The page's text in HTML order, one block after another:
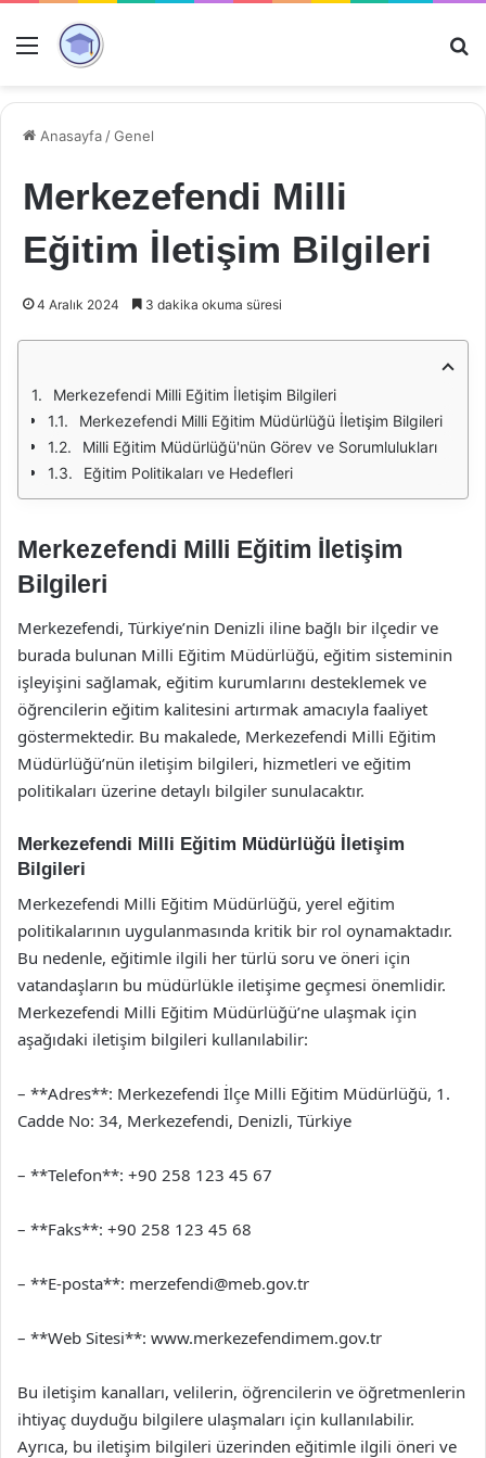
Menü
Anasayfa /Genel
Merkezefendi Milli
Eğitim İletişim Bilgileri
4 Aralık 2024 3 dakika okuma süresi
Merkezefendi Milli Eğitim İletişim Bilgileri
Merkezefendi Milli Eğitim Müdürlüğü İletişim Bilgileri
Milli Eğitim Müdürlüğü'nün Görev ve Sorumlulukları
Eğitim Politikaları ve Hedefleri
Merkezefendi Milli Eğitim İletişim
Bilgileri
Merkezefendi, Türkiye’nin Denizli iline bağlı bir ilçedir ve
burada bulunan Milli Eğitim Müdürlüğü, eğitim sisteminin
işleyişini sağlamak, eğitim kurumlarını desteklemek ve
öğrencilerin eğitim kalitesini artırmak amacıyla faaliyet
göstermektedir. Bu makalede, Merkezefendi Milli Eğitim
Müdürlüğü’nün iletişim bilgileri, hizmetleri ve eğitim
politikaları üzerine detaylı bilgiler sunulacaktır.
Merkezefendi Milli Eğitim Müdürlüğü İletişim
Bilgileri
Merkezefendi Milli Eğitim Müdürlüğü, yerel eğitim
politikalarının uygulanmasında kritik bir rol oynamaktadır.
Bu nedenle, eğitimle ilgili her türlü soru ve öneri için
vatandaşların bu müdürlükle iletişime geçmesi önemlidir.
Merkezefendi Milli Eğitim Müdürlüğü’ne ulaşmak için
aşağıdaki iletişim bilgileri kullanılabilir:
– **Adres**: Merkezefendi İlçe Milli Eğitim Müdürlüğü, 1.
Cadde No: 34, Merkezefendi, Denizli, Türkiye
– **Telefon**: +90 258 123 45 67
– **Faks**: +90 258 123 45 68
– **E-posta**: merzefendi@meb.gov.tr
– **Web Sitesi**: www.merkezefendimem.gov.tr
Bu iletişim kanalları, velilerin, öğrencilerin ve öğretmenlerin
ihtiyaç duyduğu bilgilere ulaşmaları için kullanılabilir.
Ayrıca, bu iletişim bilgileri üzerinden eğitimle ilgili öneri ve